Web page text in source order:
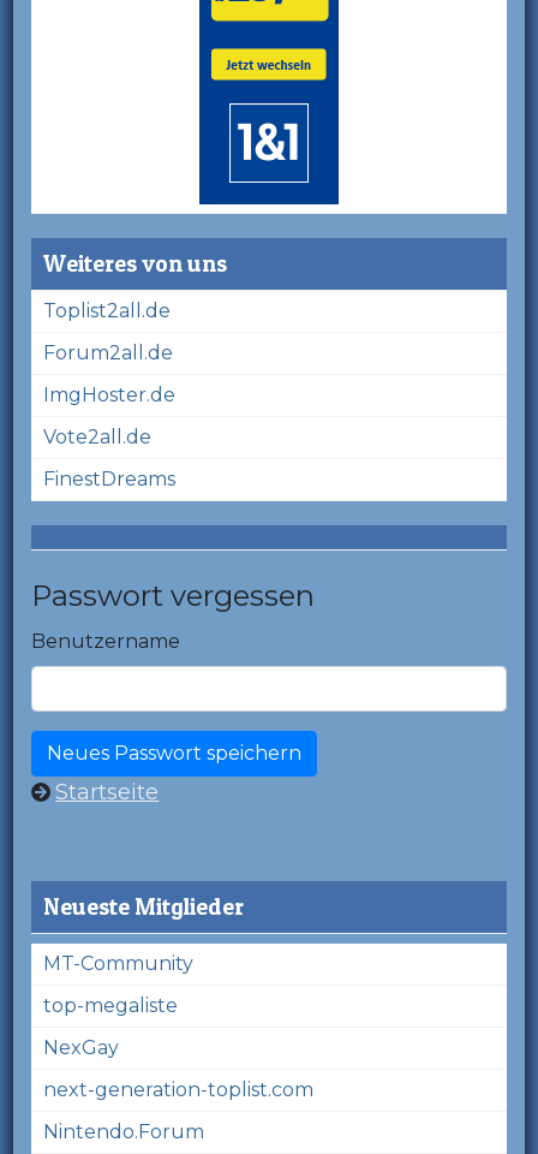
Weiteres von uns
Toplist2all.de
Forum2all.de
ImgHoster.de
Vote2all.de
FinestDreams
Passwort vergessen
Benutzername
Startseite
Neueste Mitglieder
MT-Community
top-megaliste
NexGay
next-generation-toplist.com
Nintendo.Forum